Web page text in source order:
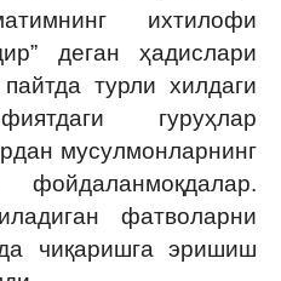
ихтилофи
деган ҳадислари
турли хилдаги
гуруҳлар
мусулмонларнинг
фатволарни
чиқаришга эришиш